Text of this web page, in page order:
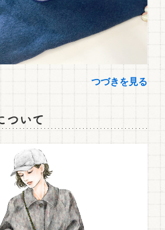
つづきを見る
ついて